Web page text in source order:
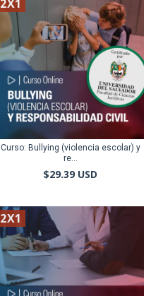
2X1
Curso: Bullying (violencia escolar) y
re...
$29.39 USD
2X1